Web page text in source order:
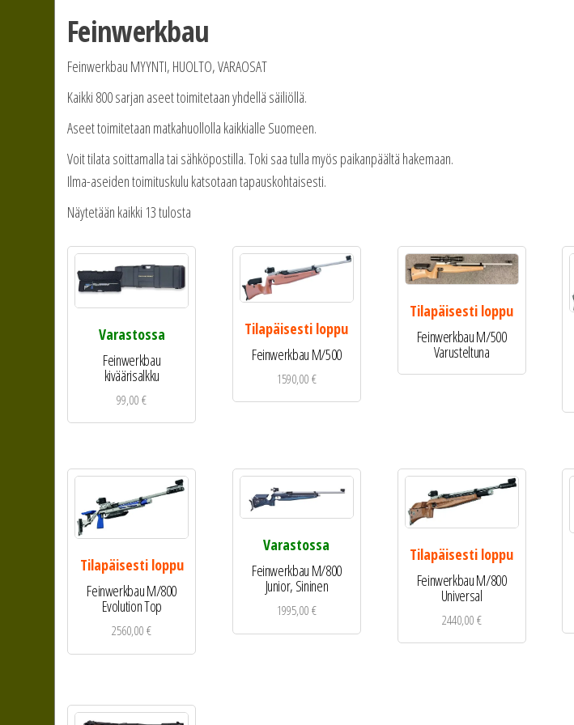
Feinwerkbau
Feinwerkbau MYYNTI, HUOLTO, VARAOSAT
Kaikki 800 sarjan aseet toimitetaan yhdellä säiliöllä.
Aseet toimitetaan matkahuollolla kaikkialle Suomeen.
Voit tilata soittamalla tai sähköpostilla. Toki saa tulla myös paikanpäältä hakemaan.
Ilma-aseiden toimituskulu katsotaan tapauskohtaisesti.
Näytetään kaikki 13 tulosta
Varastossa
Feinwerkbau
kiväärisalkku
99,00€
Tilapäisesti loppu
Feinwerkbau M/500
1590,00€
Tilapäisesti loppu
Feinwerkbau M/500
Varusteltuna
Tilapäisesti loppu
Feinwerkbau M/800
Evolution Top
2560,00€
Varastossa
Feinwerkbau M/800
Junior, Sininen
1995,00€
Tilapäisesti loppu
Feinwerkbau M/800
Universal
2440,00€